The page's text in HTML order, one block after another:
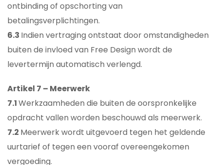
ontbinding of opschorting van
betalingsverplichtingen.
6.3 Indien vertraging ontstaat door omstandigheden
buiten de invloed van Free Design wordt de
levertermijn automatisch verlengd.
Artikel 7 – Meerwerk
7.1Werkzaamheden die buiten de oorspronkelijke
opdracht vallen worden beschouwd als meerwerk.
7.2 Meerwerk wordt uitgevoerd tegen het geldende
uurtarief of tegen een vooraf overeengekomen
vergoeding.